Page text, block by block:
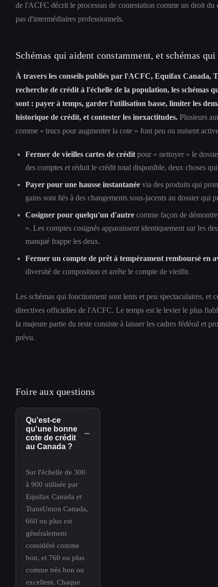
de l'ACFC décrit le processus de contestation comme un droit du
pas d'intermédiaires professionnels.
Schémas qui aident constamment, et schémas
À travers les conseils publiés par l'ACFC, Equifax Canada,
recherche de crédit à l'échelle de la population, les schémas
sont : payer à temps, garder l'utilisation basse, limiter les
historique de crédit, et contester les inexactitudes. Plusieurs
comme « trucs pour augmenter la cote » font peu ou nuisent
Fermer de vieilles cartes de crédit pour « nettoyer » le
des comptes et réduit le crédit total disponible, deux choses
Payer pour une hausse instantanée via des produits qui
gains sont liés à des changements sous-jacents au dossier qui
Cosigner pour quelqu'un d'autre comme façon de
». Les comptes cosignés apparaissent identiquement sur les
manqué frappe les deux.
Fermer un compte de prêt à tempérament remboursé en
diversité de composition et arrête le compte de vieillir.
Les schémas qui fonctionnent sont lents et peu spectaculaires, et
directives officielles de l'ACFC. Le temps est le levier le plus
la majeure partie du reste consiste à laisser les cadres fédéral et
prévu.
Foire aux questions
Qu'est-ce
qu'une bonne
cote de crédit
au Canada ?
−
Sur l'échelle de 300
à 900 utilisée par
Equifax Canada et
TransUnion Canada,
660 ou plus est
généralement
considéré comme
bon, et 760 ou plus
comme très bon ou
excellent. Chaque